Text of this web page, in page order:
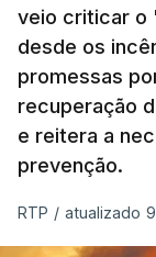
veio criticar o
desde os
promessas
recuperação
e reitera a
prevenção.
RTP / atualizado